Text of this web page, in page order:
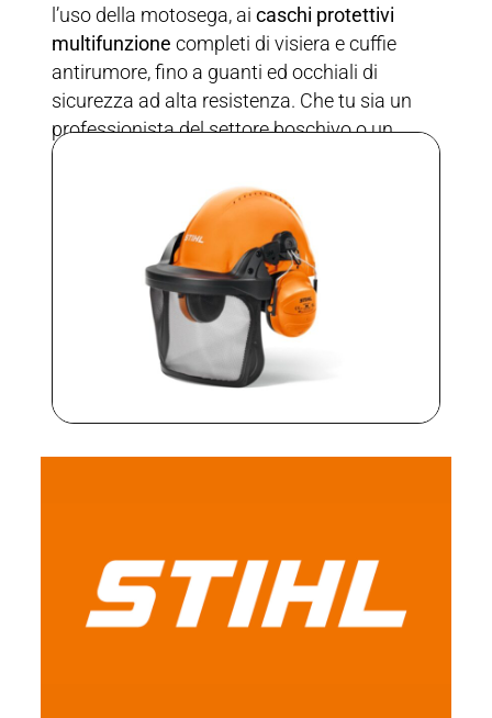
l’uso della motosega, ai caschi protettivi
multifunzione completi di visiera e cuffie
antirumore, fino a guanti ed occhiali di
sicurezza ad alta resistenza. Che tu sia un
professionista del settore boschivo o un
privato esigente nel giardino di casa, i
dispositivi di protezione Stihl ti permettono di
concentrarti solo sul tuo lavoro, in totale
tranquillità e sicurezza.